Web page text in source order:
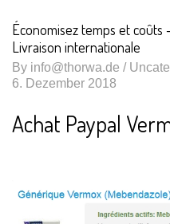
Économisez temps et coûts
Livraison internationale
By info@thorwa.de /
6. Dezember 2018
Achat Paypal